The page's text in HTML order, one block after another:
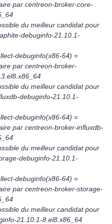
par centreon-broker-core-
du meilleur candidat pour
debuginfo-21.10.1-
debuginfo(x86-64) =
par centreon-broker-
du meilleur candidat pour
debuginfo-21.10.1-
debuginfo(x86-64) =
par centreon-broker-influxdb-
du meilleur candidat pour
debuginfo-21.10.1-
debuginfo(x86-64) =
par centreon-broker-storage-
du meilleur candidat pour
21.10.1-8.el8.x86_64